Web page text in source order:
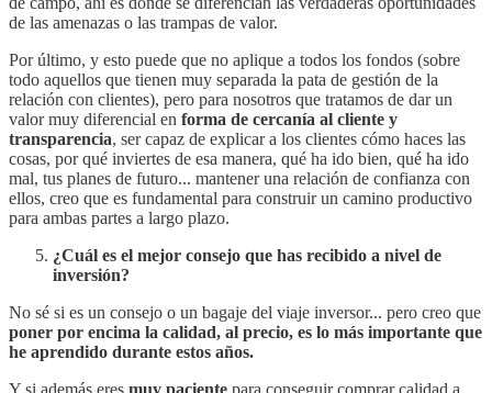
de las amenazas o las trampas de valor.
Por último, y esto puede que no aplique a todos los fondos (sobre
todo aquellos que tienen muy separada la pata de gestión de la
relación con clientes), pero para nosotros que tratamos de dar un
valor muy diferencial en forma de cercanía al cliente y
transparencia, ser capaz de explicar a los clientes cómo haces las
cosas, por qué inviertes de esa manera, qué ha ido bien, qué ha ido
mal, tus planes de futuro... mantener una relación de confianza con
ellos, creo que es fundamental para construir un camino productivo
para ambas partes a largo plazo.
¿Cuál es el mejor consejo que has recibido a nivel de
inversión?
No sé si es un consejo o un bagaje del viaje inversor... pero creo que
poner por encima la calidad, al precio, es lo más importante que
he aprendido durante estos años.